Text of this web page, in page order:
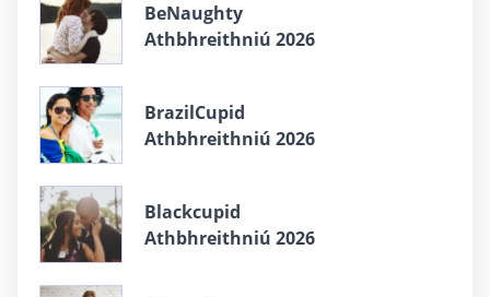
BeNaughty
Athbhreithniú 2026
BrazilCupid
Athbhreithniú 2026
Blackcupid
Athbhreithniú 2026